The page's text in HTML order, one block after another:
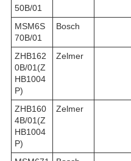
50B/01
MSM6S
70B/01
Bosch
ZHB162
0B/01(Z
HB1004
P)
Zelmer
ZHB160
4B/01(Z
HB1004
P)
Zelmer